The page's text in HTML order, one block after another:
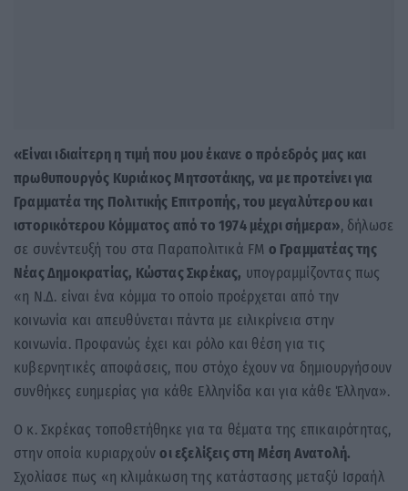
«Είναι ιδιαίτερη η τιμή που μου έκανε ο πρόεδρός μας και
πρωθυπουργός Κυριάκος Μητσοτάκης, να με προτείνει για
Γραμματέα της Πολιτικής Επιτροπής, του μεγαλύτερου και
ιστορικότερου Κόμματος από το 1974 μέχρι σήμερα», δήλωσε
σε συνέντευξή του στα Παραπολιτικά FM ο Γραμματέας της
Νέας Δημοκρατίας, Κώστας Σκρέκας, υπογραμμίζοντας πως
«η Ν.Δ. είναι ένα κόμμα το οποίο προέρχεται από την
κοινωνία και απευθύνεται πάντα με ειλικρίνεια στην
κοινωνία. Προφανώς έχει και ρόλο και θέση για τις
κυβερνητικές αποφάσεις, που στόχο έχουν να δημιουργήσουν
συνθήκες ευημερίας για κάθε Ελληνίδα και για κάθε Έλληνα».
Ο κ. Σκρέκας τοποθετήθηκε για τα θέματα της επικαιρότητας,
στην οποία κυριαρχούνοι εξελίξεις στη Μέση Ανατολή.
Σχολίασε πως «η κλιμάκωση της κατάστασης μεταξύ Ισραήλ